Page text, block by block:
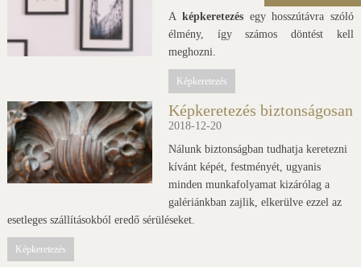
A képkeretezésegy hosszútávra szóló
élmény, így számos döntést kell
meghozni.
Képkeretezés
Képkeretezés biztonságosan
2018-12-20
Nálunk biztonságban tudhatja keretezni
kívánt képét, festményét, ugyanis
minden munkafolyamat kizárólag a
galériánkban zajlik, elkerülve ezzel az
esetleges szállításokból eredő sérüléseket.
Képkeretezés